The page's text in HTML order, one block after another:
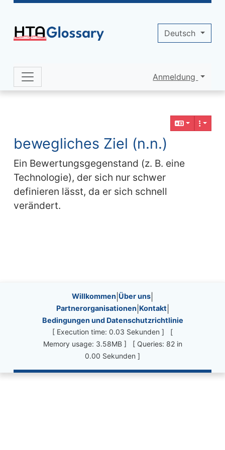
Navigation and related functionality
bewegliches Ziel (n.n.)
Ein Bewertungsgegenstand (z. B. eine
Technologie), der sich nur schwer
definieren lässt, da er sich schnell
verändert.
Site information, links, etc.
Willkommen Über uns
Partnerorganisationen Kontakt
Bedingungen und Datenschutzrichtlinie
[ Execution time: 0.03 Sekunden ] [
Memory usage: 3.58MB ] [ Queries: 82 in
0.00 Sekunden ]
Site identity, navigation, etc.
Anmeldung
Deutsch